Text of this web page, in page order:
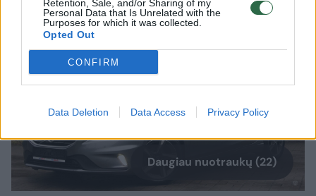
Retention, Sale, and/or Sharing of my
Personal Data that Is Unrelated with the
Purposes for which it was collected.
Opted Out
CONFIRM
Data Deletion Data Access Privacy Policy
Daugiau nuotraukų (22)